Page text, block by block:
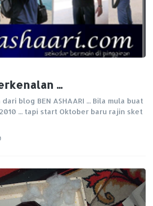
...
blog BEN ASHAARI ... Bila mula buat
... tapi start Oktober baru rajin sket